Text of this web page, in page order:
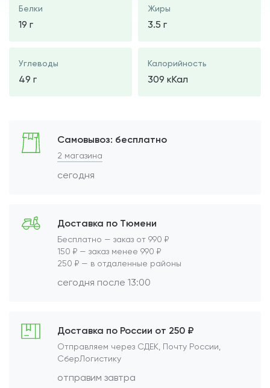
Белки
19 г
Жиры
3.5 г
Углеводы
49 г
Калорийность
309 кКал
Самовывоз: бесплатно
2 магазина
сегодня
Доставка по Тюмени
Бесплатно — заказ от 990 ₽
150 ₽ — заказ менее 990 ₽
250 ₽ — в отдаленные районы
сегодня после 13:00
Доставка по России от 250 ₽
Отправляем через СДЕК, Почту России,
СберЛогистику
отправим завтра